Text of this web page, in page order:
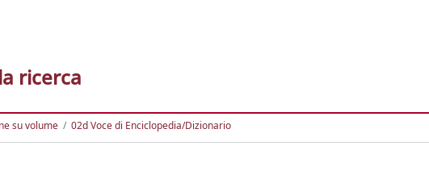
ricerca
su volume 02d Voce di Enciclopedia/Dizionario